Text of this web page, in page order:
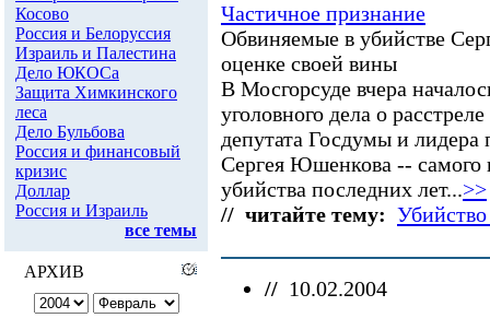
Частичное признание
Обвиняемые в убийстве
оценке своей вины
В Мосгорсуде вчера
уголовного дела о
депутата Госдумы и лидера
Сергея Юшенкова -- самого
убийства последних лет...>>
// читайте тему:
// 10.02.2004